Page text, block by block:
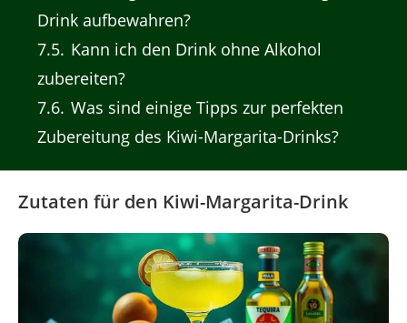
Drink aufbewahren?
7.5 Kann ich den Drink ohne Alkohol
zubereiten?
7.6 Was sind einige Tipps zur perfekten
Zubereitung des Kiwi-Margarita-Drinks?
Zutaten für den Kiwi-Margarita-Drink